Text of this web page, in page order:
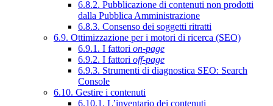
6.8.2. Pubblicazione di contenuti non prodotti
dalla Pubblica Amministrazione
6.8.3. Consenso dei soggetti ritratti
6.9. Ottimizzazione per i motori di ricerca (SEO)
6.9.1. I fattori on-page
6.9.2. I fattori off-page
6.9.3. Strumenti di diagnostica SEO: Search
Console
6.10. Gestire i contenuti
6.10.1. L’inventario dei contenuti